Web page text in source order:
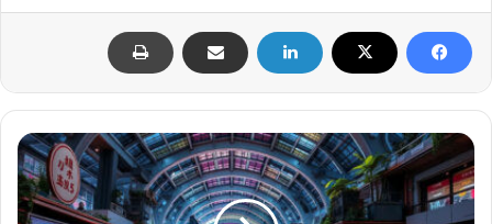
مستقبل
التجارة
الإلكترونية:
مواقع